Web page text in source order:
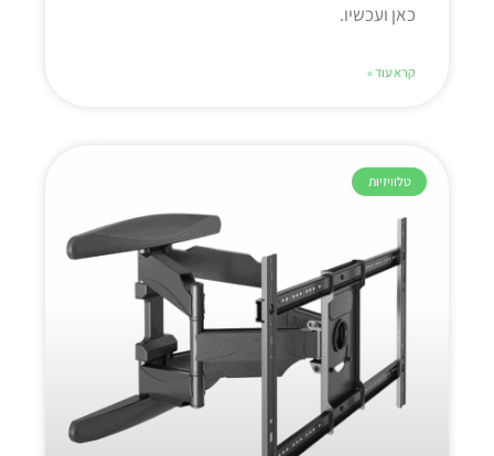
כאן ועכשיו.
קרא עוד »
טלוויזיות